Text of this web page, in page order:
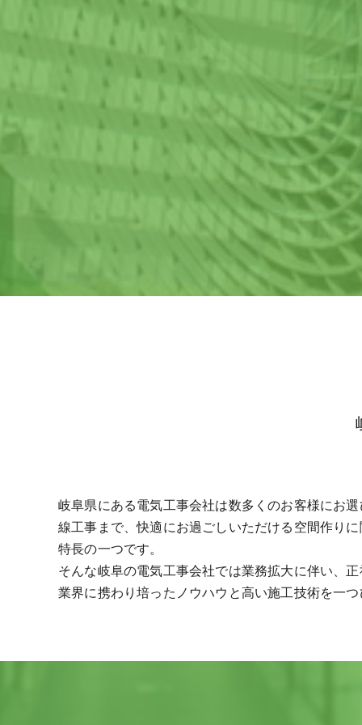
岐阜県にある電気工事会社は数多くのお客様にお
線工事まで、快適にお過ごしいただける空間作り
特長の一つです。
そんな岐阜の電気工事会社では業務拡大に伴い、
業界に携わり培ったノウハウと高い施工技術を一